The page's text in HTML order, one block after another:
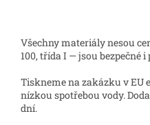
Všechny materiály nesou
100, třída I — jsou bezpečné
Tiskneme na zakázku v EU
nízkou spotřebou vody.
dní.